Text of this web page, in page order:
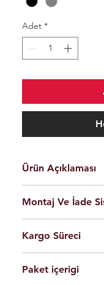
Adet *
Ürün Açıklaması
Kolay montaj.
Talimatlar ve
Siyah Ve Gri Renk
Döküm
Yerli üretim.
80 KG yük
Montaj Ve İade
olarak
Ürünleri son
yapabilmesi için
Tüm ürünlerde
Kargo Süreci
Saat 14'ekadar
Paket içerigi